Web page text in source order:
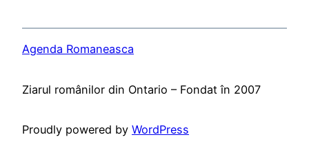
Agenda Romaneasca
Ziarul românilor din Ontario – Fondat în 2007
Proudly powered by WordPress